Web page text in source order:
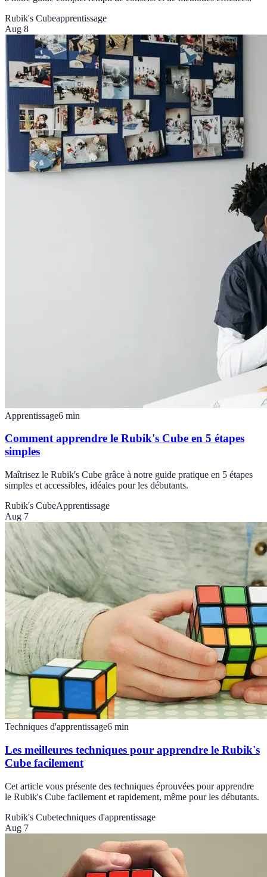
Rubik's Cubeapprentissage
Aug 8
Apprentissage6 min
Comment apprendre le Rubik's Cube en 5 étapes
simples
Maîtrisez le Rubik's Cube grâce à notre guide pratique en 5 étapes
simples et accessibles, idéales pour les débutants.
Rubik's CubeApprentissage
Aug 7
Techniques d'apprentissage6 min
Les meilleures techniques pour apprendre le Rubik's
Cube facilement
Cet article vous présente des techniques éprouvées pour apprendre
le Rubik's Cube facilement et rapidement, même pour les débutants.
Rubik's Cubetechniques d'apprentissage
Aug 7